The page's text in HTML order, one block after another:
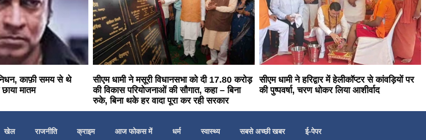
काफ़ी समय से थे
मातम
सीएम धामी ने मसूरी विधानसभा को दी 17.80 करोड़
की विकास परियोजनाओं की सौगात, कहा – बिना
रुके, बिना थके हर वादा पूरा कर रही सरकार
सीएम धामी ने हरिद्वार में हेलीकॉप्टर से कांवड़ियों पर
की पुष्पवर्षा, चरण धोकर लिया आशीर्वाद
खेल राजनीति क्राइम आज फोकस में धर्म स्वास्थ्य सबसे अच्छी खबर ई-पेपर